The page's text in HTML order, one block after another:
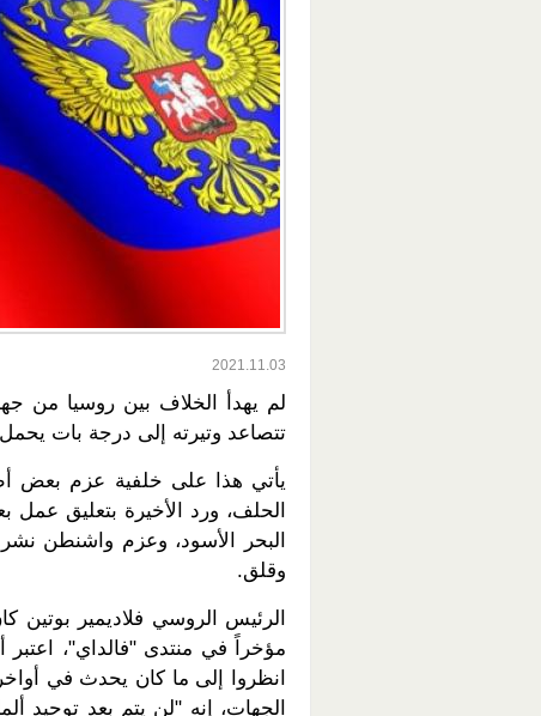
2021.11.03
لم يهدأ الخلاف بين روسيا من
تتصاعد وتيرته إلى درجة بات
يأتي هذا على خلفية عزم بعض
الحلف، ورد الأخيرة بتعليق عمل
البحر الأسود، وعزم واشنطن
وقلق.
الرئيس الروسي فلاديمير بوتين
مؤخراً في منتدى "فالداي"، اعتبر
انظروا إلى ما كان يحدث في
الجهات، إنه "لن يتم بعد توحيد